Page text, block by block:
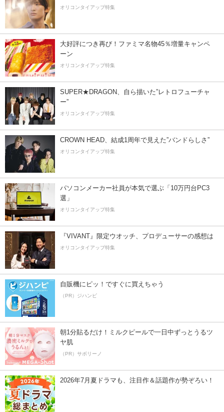
オリコンタイアップ特集
大好評につき再び！ファミマ名物45％増量キャンペ
ーン
オリコンタイアップ特集
SUPER★DRAGON、自ら描いた”レトロフューチャ
ー”
オリコンタイアップ特集
CROWN HEAD、結成1周年で見えた”バンドらしさ”
オリコンタイアップ特集
パソコンメーカー社員が本気で選ぶ「10万円台PC3
選」
オリコンタイアップ特集
『VIVANT』限定ウオッチ、プロデューサーの感想は
オリコンタイアップ特集
自販機にピッ！ですぐに買えちゃう
（PR）ジハンピ
朝1分貼るだけ！ミルクピールで一日中ずっとうるツ
ヤ肌
（PR）サボリーノ
2026年7月夏ドラマも、注目作＆話題作が勢ぞろい！